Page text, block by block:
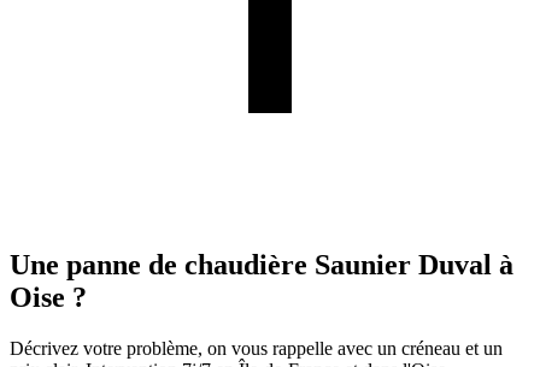
Une panne de chaudière Saunier Duval à
Oise ?
Décrivez votre problème, on vous rappelle avec un créneau et un